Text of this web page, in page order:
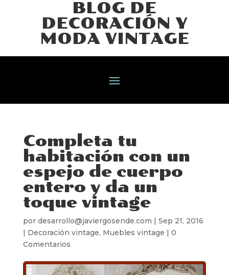
BLOG DE
DECORACIÓN Y
MODA VINTAGE
Completa tu
habitación con un
espejo de cuerpo
entero y da un
toque vintage
por desarrollo@javiergosende.com | Sep 21, 2016
| Decoración vintage, Muebles vintage | 0
Comentarios